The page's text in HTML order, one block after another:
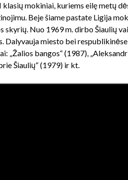
mokiniai, kuriems eilę metų
Beje šiame pastate Ligija
Nuo 1969 m. dirbo Šiaulių
Dalyvauja miesto bei
„Žalios bangos“ (1987),
Šiaulių“ (1979) ir kt.